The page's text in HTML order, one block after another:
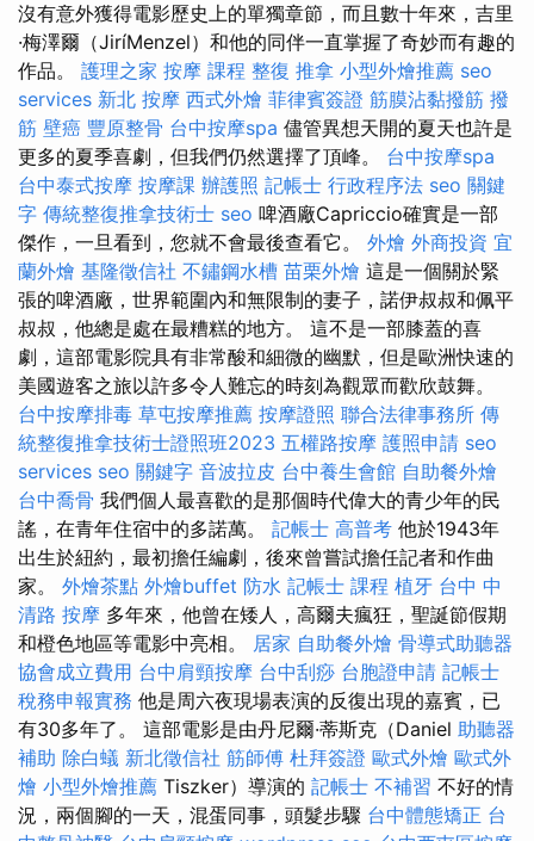
沒有意外獲得電影歷史上的單獨章節，而且數十年來，吉里
·梅澤爾（JiríMenzel）和他的同伴一直掌握了奇妙而有趣的
作品。 護理之家 按摩 課程 整復 推拿 小型外燴推薦 seo
services 新北 按摩 西式外燴 菲律賓簽證 筋膜沾黏撥筋 撥
筋 壁癌 豐原整骨 台中按摩spa 儘管異想天開的夏天也許是
更多的夏季喜劇，但我們仍然選擇了頂峰。 台中按摩spa
台中泰式按摩 按摩課 辦護照 記帳士 行政程序法 seo 關鍵
字 傳統整復推拿技術士 seo 啤酒廠Capriccio確實是一部
傑作，一旦看到，您就不會最後查看它。 外燴 外商投資 宜
蘭外燴 基隆徵信社 不鏽鋼水槽 苗栗外燴 這是一個關於緊
張的啤酒廠，世界範圍內和無限制的妻子，諾伊叔叔和佩平
叔叔，他總是處在最糟糕的地方。 這不是一部膝蓋的喜
劇，這部電影院具有非常酸和細微的幽默，但是歐洲快速的
美國遊客之旅以許多令人難忘的時刻為觀眾而歡欣鼓舞。
台中按摩排毒 草屯按摩推薦 按摩證照 聯合法律事務所 傳
統整復推拿技術士證照班2023 五權路按摩 護照申請 seo
services seo 關鍵字 音波拉皮 台中養生會館 自助餐外燴
台中喬骨 我們個人最喜歡的是那個時代偉大的青少年的民
謠，在青年住宿中的多諾萬。 記帳士 高普考 他於1943年
出生於紐約，最初擔任編劇，後來曾嘗試擔任記者和作曲
家。 外燴茶點 外燴buffet 防水 記帳士 課程 植牙 台中 中
清路 按摩 多年來，他曾在矮人，高爾夫瘋狂，聖誕節假期
和橙色地區等電影中亮相。 居家 自助餐外燴 骨導式助聽器
協會成立費用 台中肩頸按摩 台中刮痧 台胞證申請 記帳士
稅務申報實務 他是周六夜現場表演的反復出現的嘉賓，已
有30多年了。 這部電影是由丹尼爾·蒂斯克（Daniel 助聽器
補助 除白蟻 新北徵信社 筋師傅 杜拜簽證 歐式外燴 歐式外
燴 小型外燴推薦 Tiszker）導演的 記帳士 不補習 不好的情
況，兩個腳的一天，混蛋同事，頭髮步驟 台中體態矯正 台